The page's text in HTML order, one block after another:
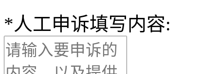
*人工申诉填写内容: